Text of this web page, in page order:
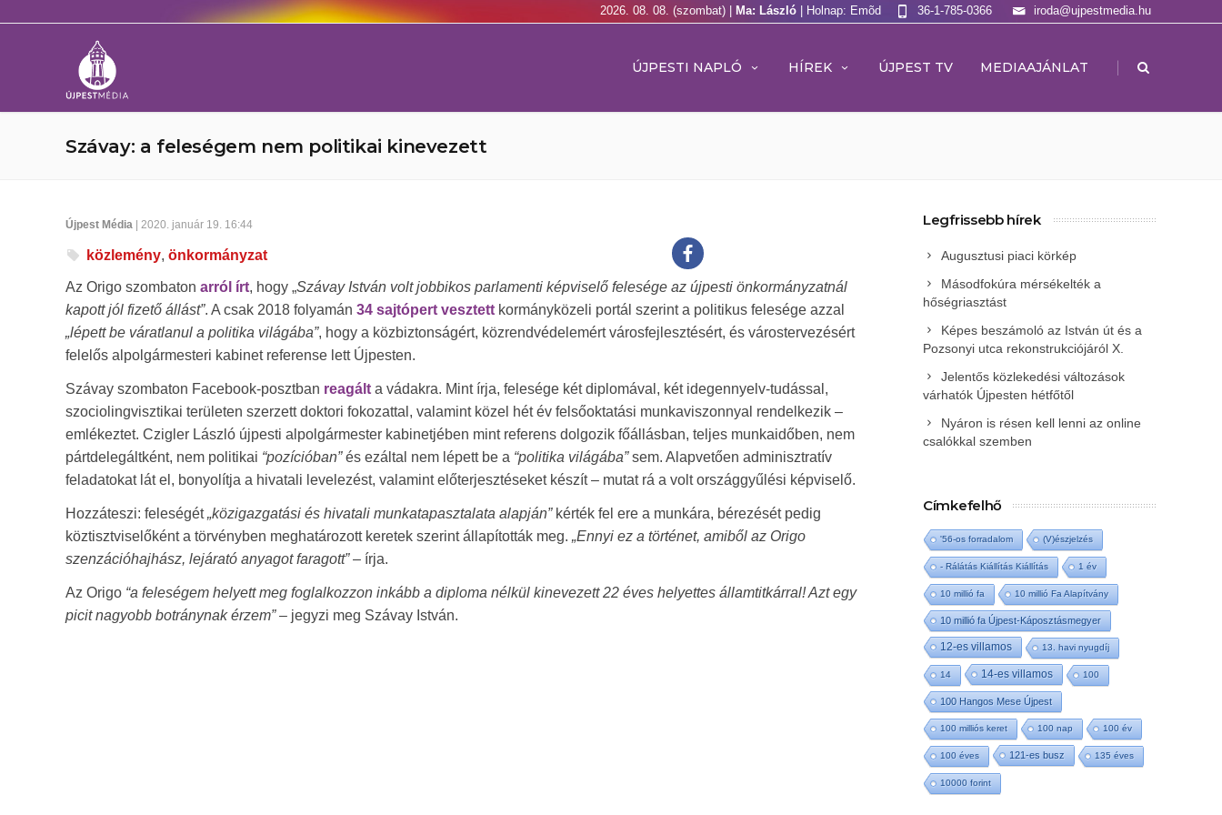
2026. 08. 08. (szombat) | Ma: László | Holnap: Emõd iroda@ujpestmedia.hu
36-1-785-0366
ÚJPESTI NAPLÓ HÍREK ÚJPEST TV MEDIAAJÁNLAT |
Szávay: a feleségem nem politikai kinevezett
Újpest Média | 2020. január 19. 16:44
közlemény, önkormányzat
Az Origo szombaton arról írt, hogy „Szávay István volt jobbikos parlamenti képviselő felesége az újpesti önkormányzatnál
kapott jól fizető állást”. A csak 2018 folyamán 34 sajtópert vesztett kormányközeli portál szerint a politikus felesége azzal
„lépett be váratlanul a politika világába”, hogy a közbiztonságért, közrendvédelemért városfejlesztésért, és várostervezésért
felelős alpolgármesteri kabinet referense lett Újpesten.
Szávay szombaton Facebook-posztban reagált a vádakra. Mint írja, felesége két diplomával, két idegennyelv-tudással,
szociolingvisztikai területen szerzett doktori fokozattal, valamint közel hét év felsőoktatási munkaviszonnyal rendelkezik –
emlékeztet. Czigler László újpesti alpolgármester kabinetjében mint referens dolgozik főállásban, teljes munkaidőben, nem
pártdelegáltként, nem politikai “pozícióban”és ezáltal nem lépett be a “politika világába”sem. Alapvetően adminisztratív
feladatokat lát el, bonyolítja a hivatali levelezést, valamint előterjesztéseket készít – mutat rá a volt országgyűlési képviselő.
Hozzáteszi: feleségét„közigazgatási és hivatali munkatapasztalata alapján”kérték fel ere a munkára, bérezését pedig
köztisztviselőként a törvényben meghatározott keretek szerint állapították meg. „Ennyi ez a történet, amiből az Origo
szenzációhajhász, lejárató anyagot faragott”– írja.
Az Origo “a feleségem helyett meg foglalkozzon inkább a diploma nélkül kinevezett 22 éves helyettes államtitkárral! Azt egy
picit nagyobb botránynak érzem” – jegyzi meg Szávay István.
Legfrissebb hírek
Augusztusi piaci körkép
Másodfokúra mérsékelték a
hőségriasztást
Képes beszámoló az István út és a
Pozsonyi utca rekonstrukciójáról X.
Jelentős közlekedési változások
várhatók Újpesten hétfőtől
Nyáron is résen kell lenni az online
csalókkal szemben
Címkefelhő
'56-os forradalom (V)észjelzés
- Rálátás Kiállítás Kiállítás 1 év
10 millió fa 10 millió Fa Alapítvány
10 millió fa Újpest-Káposztásmegyer
12-es villamos 13. havi nyugdíj
14 14-es villamos 100
100 Hangos Mese Újpest
100 milliós keret 100 nap 100 év
100 éves 121-es busz 135 éves
10000 forint